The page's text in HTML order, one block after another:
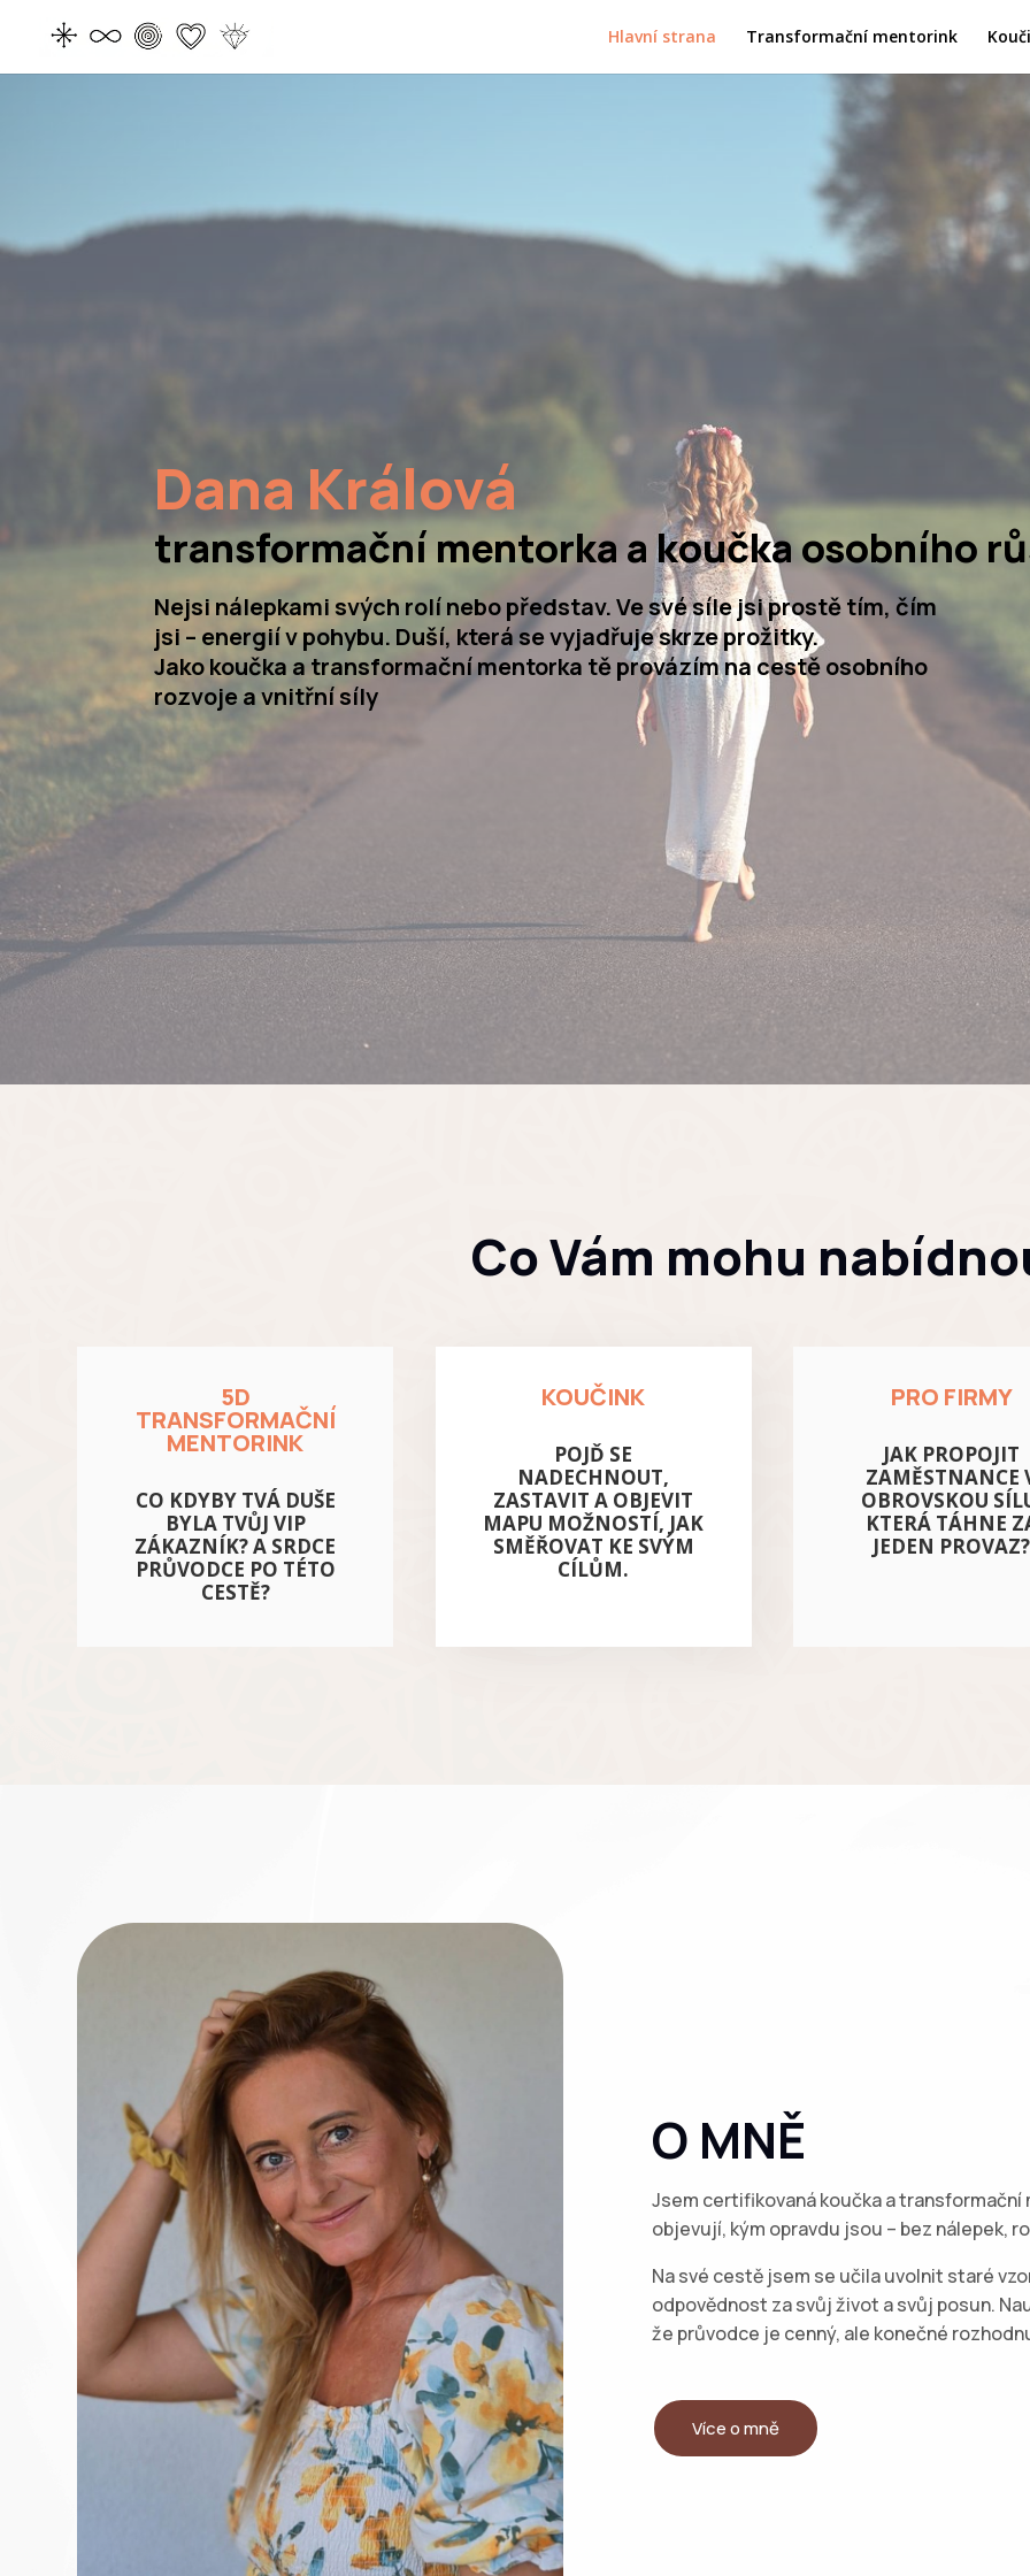
Hlavní strana Transformační mentorink
Dana Králová
transformační mentorka a koučka osobního
Nejsi nálepkami svých rolí nebo představ. Ve své síle jsi prostě tím, čím
jsi – energií v pohybu. Duší, která se vyjadřuje skrze prožitky.
Jako koučka a transformační mentorka tě provázím na cestě osobního
rozvoje a vnitřní síly
Co Vám mohu
5D
TRANSFORMAČNÍ
MENTORINK
CO KDYBY TVÁ DUŠE
BYLA TVŮJ VIP
ZÁKAZNÍK? A SRDCE
PRŮVODCE PO TÉTO
CESTĚ?
KOUČINK
POJĎ SE
NADECHNOUT,
ZASTAVIT A OBJEVIT
MAPU MOŽNOSTÍ, JAK
SMĚŘOVAT KE SVÝM
CÍLŮM.
PRO FIRMY
JAK PROPOJIT
ZAMĚSTNANCE
OBROVSKOU
KTERÁ TÁHNE
JEDEN PROVAZ?
O MNĚ
Jsem certifikovaná koučka a
objevují, kým opravdu jsou – bez nálepek,
Na své cestě jsem se učila uvolnit staré
odpovědnost za svůj život a svůj posun.
že průvodce je cenný, ale konečné
Více o mně